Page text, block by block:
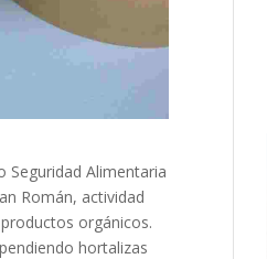
Seguridad Alimentaria
Román, actividad
orgánicos.
hortalizas